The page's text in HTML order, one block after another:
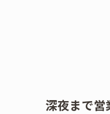
深夜まで営